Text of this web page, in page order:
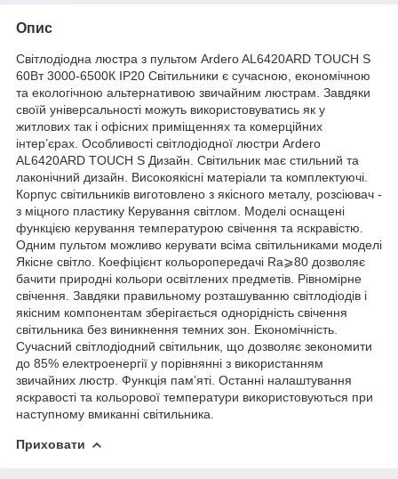
Опис
Світлодіодна люстра з пультом Ardero AL6420ARD TOUCH S
60Вт 3000-6500К IP20 Світильники є сучасною, економічною
та екологічною альтернативою звичайним люстрам. Завдяки
своїй універсальності можуть використовуватись як у
житлових так і офісних приміщеннях та комерційних
інтер’єрах. Особливості світлодіодної люстри Ardero
AL6420ARD TOUCH S Дизайн. Світильник має стильний та
лаконічний дизайн. Високоякісні матеріали та комплектуючі.
Корпус світильників виготовлено з якісного металу, розсіювач -
з міцного пластику Керування світлом. Моделі оснащені
функцією керування температурою свічення та яскравістю.
Одним пультом можливо керувати всіма світильниками моделі
Якісне світло. Коефіцієнт кольоропередачі Ra⩾80 дозволяє
бачити природні кольори освітлених предметів. Рівномірне
свічення. Завдяки правильному розташуванню світлодіодів і
якісним компонентам зберігається однорідність свічення
світильника без виникнення темних зон. Економічність.
Сучасний світлодіодний світильник, що дозволяє зекономити
до 85% електроенергії у порівнянні з використанням
звичайних люстр. Функція пам’яті. Останні налаштування
яскравості та кольорової температури використовуються при
наступному вмиканні світильника.
Приховати